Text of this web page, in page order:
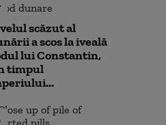
scăzut al
a scos la iveală
lui Constantin,
timpul